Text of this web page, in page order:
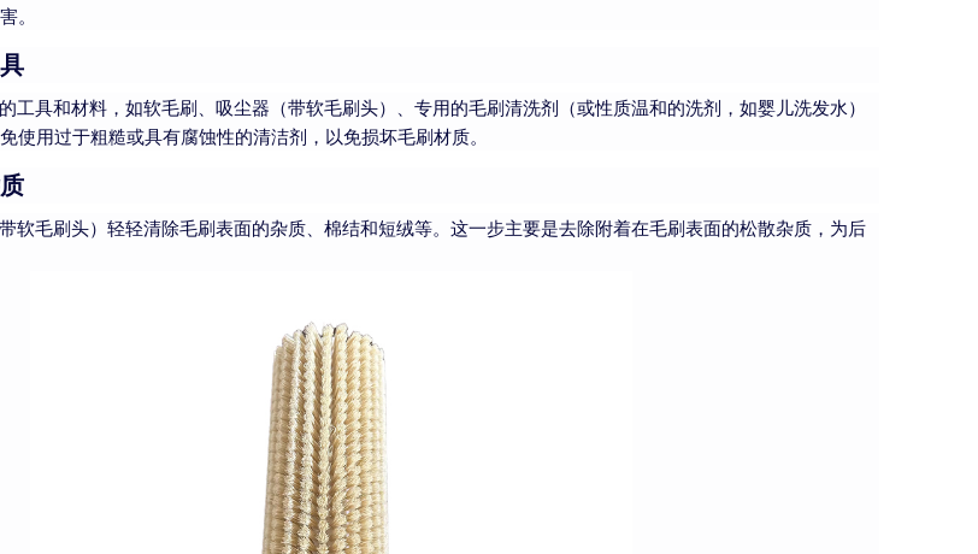
。
工具和材料，如软毛刷、吸尘器（带软毛刷头）、专用的毛刷清洗剂（或性质温和的洗剂，如婴儿洗发水）
使用过于粗糙或具有腐蚀性的清洁剂，以免损坏毛刷材质。
软毛刷头）轻轻清除毛刷表面的杂质、棉结和短绒等。这一步主要是去除附着在毛刷表面的松散杂质，为后